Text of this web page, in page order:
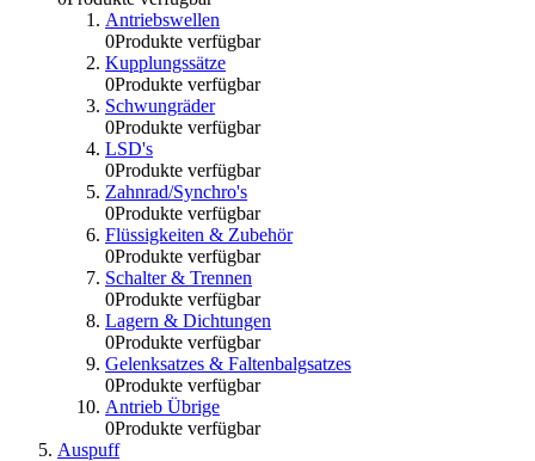
Antriebswellen
0Produkte verfügbar
Kupplungssätze
0Produkte verfügbar
Schwungräder
0Produkte verfügbar
LSD's
0Produkte verfügbar
Zahnrad/Synchro's
0Produkte verfügbar
Flüssigkeiten & Zubehör
0Produkte verfügbar
Schalter & Trennen
0Produkte verfügbar
Lagern & Dichtungen
0Produkte verfügbar
Gelenksatzes & Faltenbalgsatzes
0Produkte verfügbar
Antrieb Übrige
0Produkte verfügbar
Auspuff